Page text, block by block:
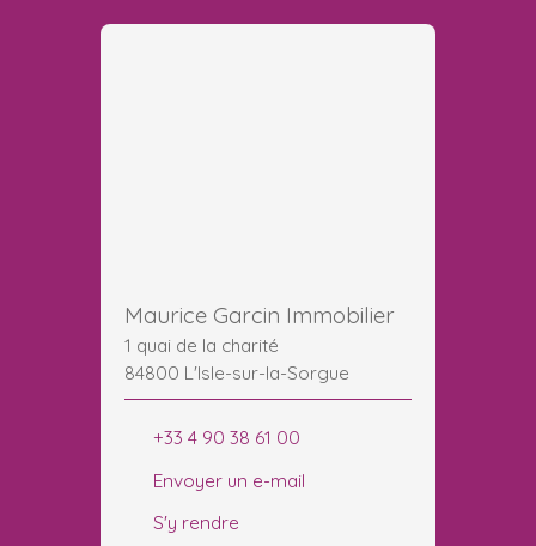
Maurice Garcin Immobilier
1 quai de la charité
84800 L'Isle-sur-la-Sorgue
+33 4 90 38 61 00
Envoyer un e-mail
S'y rendre